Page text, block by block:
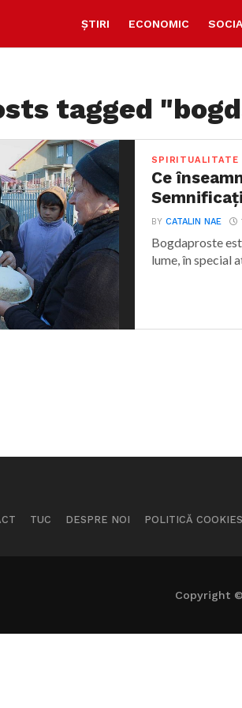
ȘTIRI ECONOMIC
tagged
SPIRITUALITATE
Ce
BYCATALIN NAE
Bogdaproste
lume, în special
TUC DESPRE NOI POLITICĂ COOKIES
Copyright ©